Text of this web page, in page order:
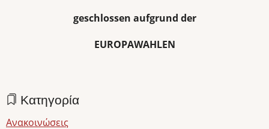
geschlossen aufgrund der
EUROPAWAHLEN
Κατηγορία
Ανακοινώσεις